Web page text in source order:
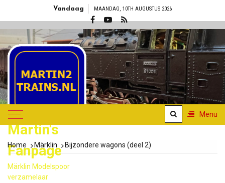
Vandaag MAANDAG, 10TH AUGUSTUS 2026
Martin's
Fanpage
Märklin Modelspoor
verzamelaar
Menu
Home Märklin Bijzondere wagons (deel 2)